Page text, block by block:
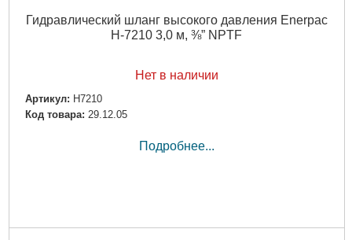
Гидравлический шланг высокого давления Enerpac
H-7210 3,0 м, ⅜” NPTF
Нет в наличии
Артикул: H7210
Код товара: 29.12.05
Подробнее...